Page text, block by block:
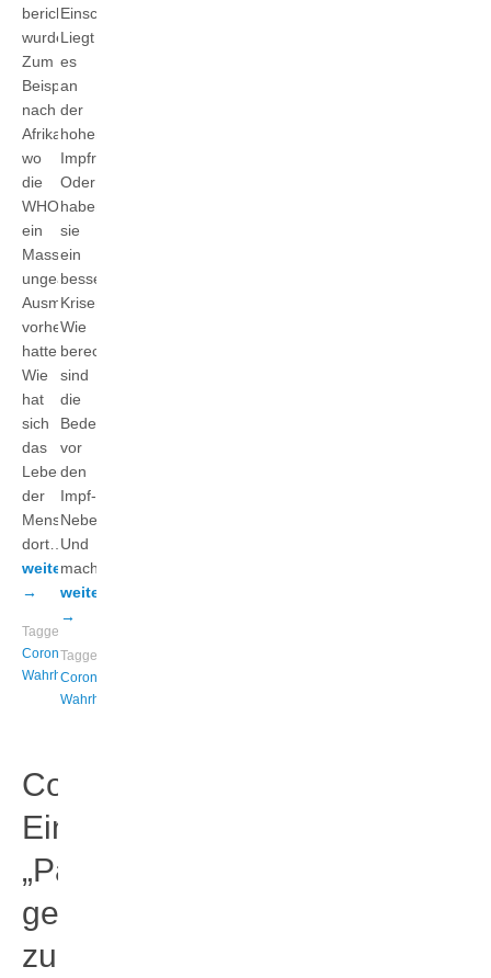
berichtet
wurde.
Zum
Beispiel
nach
Afrika,
wo
die
WHO
ein
Massensterben
ungeahnten
Ausmaßes
vorhergesagt
hatte.
Wie
hat
sich
das
Leben
der
Menschen
dort…
weiterlesen
→
Tagged
Corona,
Wahrheit
Einschränkungen?
Liegt
es
an
der
hohen
Impfrate?
Oder
haben
sie
ein
besseres
Krisenmanagement?
Wie
berechtigt
sind
die
Bedenken
vor
den
Impf-
Nebenwirkungen?
Und
macht…
weiterlesen
→
Tagged
Corona
Wahrheit
Corona:
Eine
„Pandemie“
geht
zu